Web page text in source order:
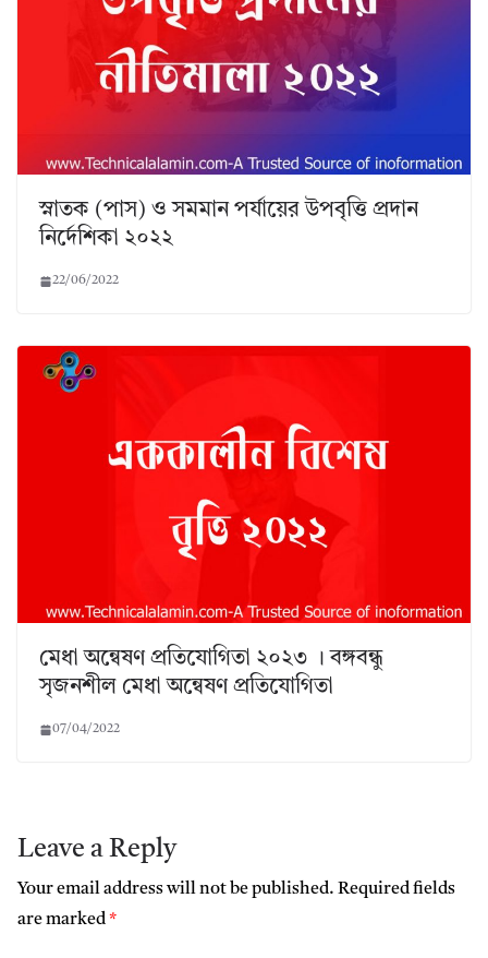
স্নাতক (পাস) ও সমমান পর্যায়ের উপবৃত্তি প্রদান
নির্দেশিকা ২০২২
22/06/2022
মেধা অন্বেষণ প্রতিযোগিতা ২০২৩ । বঙ্গবন্ধু
সৃজনশীল মেধা অন্বেষণ প্রতিযোগিতা
07/04/2022
Leave a Reply
Your email address will not be published. Required fields
are marked*